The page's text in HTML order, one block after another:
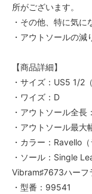
所がございます。
・その他、特に気に
・アウトソールの減
【商品詳細】
・サイズ：US5 1/2
・ワイズ：D
・アウトソール全長
・アウトソール最
・カラー：Ravello（
・ソール：Single
Vibram♯7673ハーフ
・型番：99541